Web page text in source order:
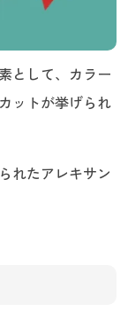
として、カラー
ットが挙げられ
れたアレキサン